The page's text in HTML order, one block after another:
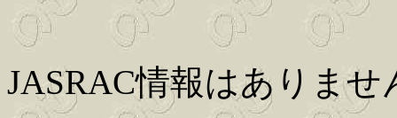
JASRAC情報はありませ